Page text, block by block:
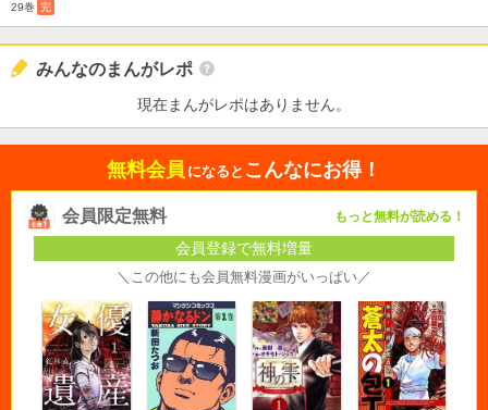
29巻 完
みんなのまんがレポ
現在まんがレポはありません。
無料会員 になると こんなにお得！
会員限定無料 もっと無料が読める！
会員登録で無料増量
＼この他にも会員無料漫画がいっぱい／